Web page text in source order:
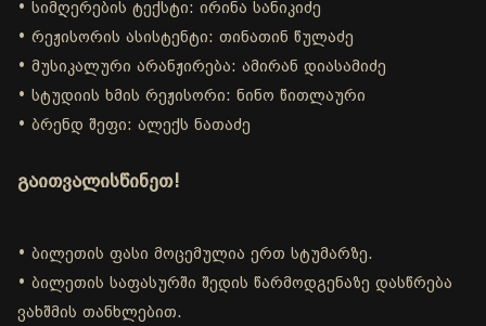
• სიმღერების ტექსტი: ირინა სანიკიძე
• რეჟისორის ასისტენტი: თინათინ წულაძე
• მუსიკალური არანჟირება: ამირან დიასამიძე
• სტუდიის ხმის რეჟისორი: ნინო წითლაური
• ბრენდ შეფი: ალექს ნათაძე
გაითვალისწინეთ!
• ბილეთის ფასი მოცემულია ერთ სტუმარზე.
• ბილეთის საფასურში შედის წარმოდგენაზე დასწრება
ვახშმის თანხლებით.